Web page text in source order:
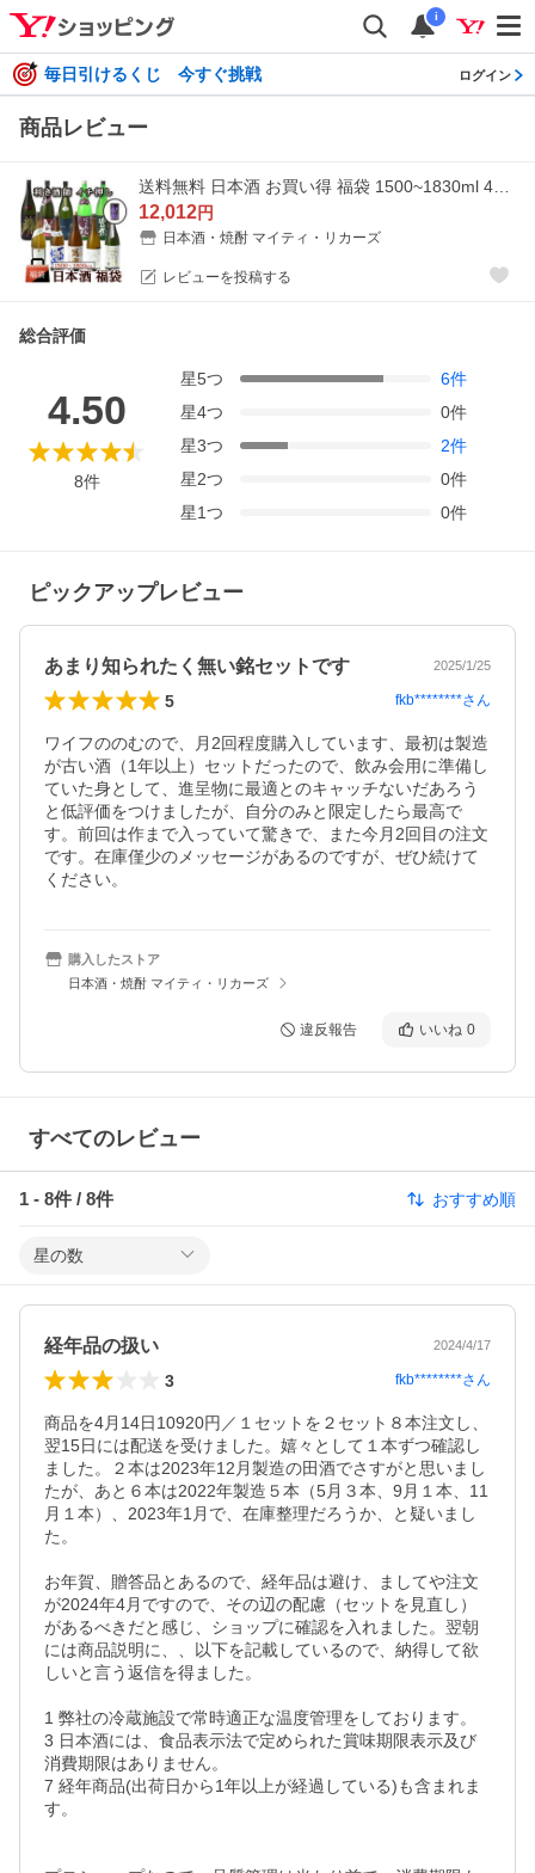
i
毎日引けるくじ 今すぐ挑戦 ログイン
商品レビュー
12,012円
日本酒・焼酎 マイティ・リカーズ
レビューを投稿する
総合評価
4.50
8件
星5つ 6件
星4つ 0件
星3つ 2件
星2つ 0件
星1つ 0件
ピックアップレビュー
あまり知られたく無い銘セットです 2025/1/25
5 fkb********さん
ワイフののむので、月2回程度購入しています、最初は製造
が古い酒（1年以上）セットだったので、飲み会用に準備し
ていた身として、進呈物に最適とのキャッチないだあろう
と低評価をつけましたが、自分のみと限定したら最高で
す。前回は作まで入っていて驚きで、また今月2回目の注文
です。在庫僅少のメッセージがあるのですが、ぜひ続けて
ください。
購入したストア
日本酒・焼酎 マイティ・リカーズ
違反報告 いいね 0
すべてのレビュー
1 - 8件 / 8件 おすすめ順
星の数
経年品の扱い 2024/4/17
3 fkb********さん
商品を4月14日10920円／１セットを２セット８本注文し、
翌15日には配送を受けました。嬉々として１本ずつ確認し
ました。２本は2023年12月製造の田酒でさすがと思いまし
たが、あと６本は2022年製造５本（5月３本、9月１本、11
月１本）、2023年1月で、在庫整理だろうか、と疑いまし
た。
お年賀、贈答品とあるので、経年品は避け、ましてや注文
が2024年4月ですので、その辺の配慮（セットを見直し）
があるべきだと感じ、ショップに確認を入れました。翌朝
には商品説明に、、以下を記載しているので、納得して欲
しいと言う返信を得ました。
1 弊社の冷蔵施設で常時適正な温度管理をしております。
3 日本酒には、食品表示法で定められた賞味期限表示及び
消費期限はありません。
7 経年商品(出荷日から1年以上が経過している)も含まれま
す。